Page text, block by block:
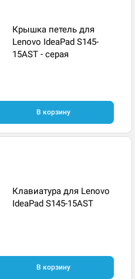
Крышка петель для
Lenovo IdeaPad S145-
15AST - серая
В корзину
Клавиатура для Lenovo
IdeaPad S145-15AST
В корзину